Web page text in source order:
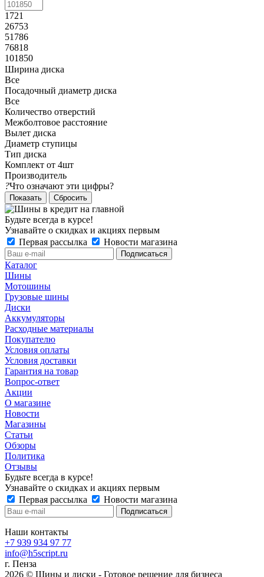
1721
26753
51786
76818
101850
Ширина диска
Все
Посадочный диаметр диска
Все
Количество отверстий
Межболтовое расстояние
Вылет диска
Диаметр ступицы
Тип диска
Комплект от 4шт
Производитель
?Что означают эти цифры?
Сбросить
Будьте всегда в курсе!
Узнавайте о скидках и акциях первым
Первая рассылка
Новости магазина
Каталог
Шины
Мотошины
Грузовые шины
Диски
Аккумуляторы
Расходные материалы
Покупателю
Условия оплаты
Условия доставки
Гарантия на товар
Вопрос-ответ
Акции
О магазине
Новости
Магазины
Статьи
Обзоры
Политика
Отзывы
Будьте всегда в курсе!
Узнавайте о скидках и акциях первым
Первая рассылка
Новости магазина
Наши контакты
+7 939 934 97 77
info@h5script.ru
г. Пенза
2026 © Шины и диски - Готовое решение для бизнеса